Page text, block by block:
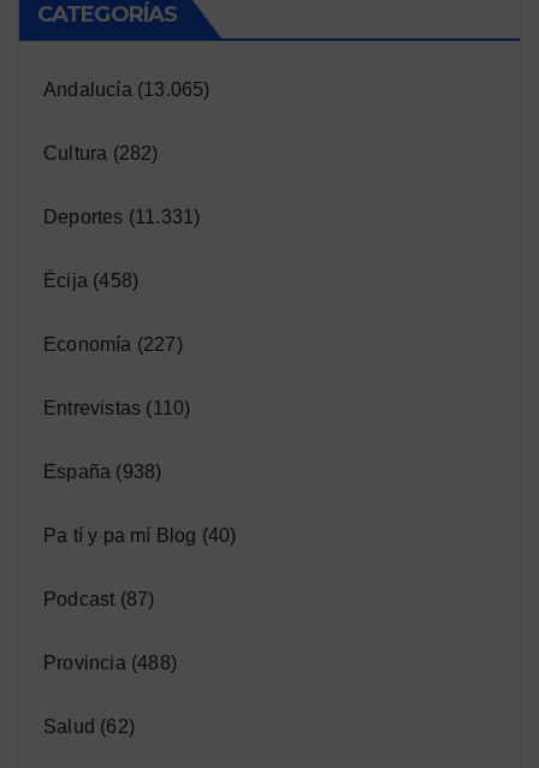
CATEGORÍAS
Andalucía (13.065)
Cultura (282)
Deportes (11.331)
Écija (458)
Economía (227)
Entrevistas (110)
España (938)
Pa tí y pa mí Blog (40)
Podcast (87)
Provincia (488)
Salud (62)